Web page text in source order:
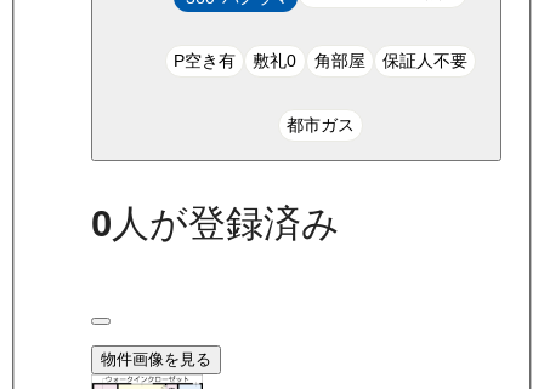
P空き有 敷礼0 角部屋 保証人不要
都市ガス
0人が登録済み
物件画像を見る